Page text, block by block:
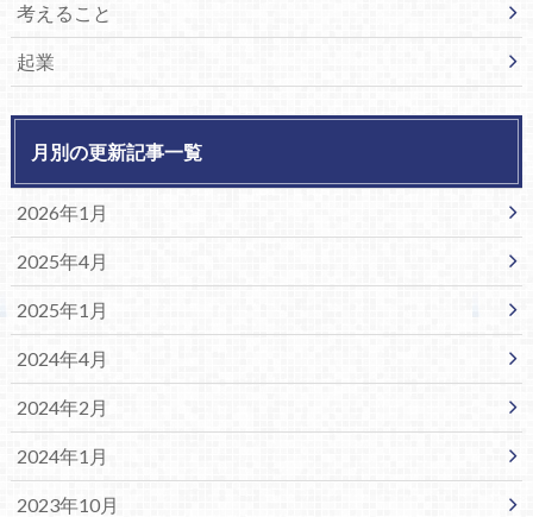
考えること
起業
月別の更新記事一覧
2026年1月
2025年4月
2025年1月
2024年4月
2024年2月
2024年1月
2023年10月